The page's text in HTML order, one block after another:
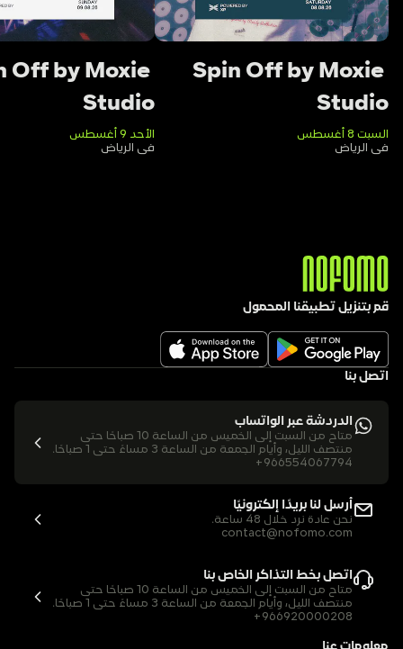
Spin Off by Moxie
Studio
السبت 8 أغسطس
في الرياض
Off by Moxie
Studio
الأحد 9 أغسطس
في الرياض
قم بتنزيل تطبيقنا المحمول
اتصل بنا
الدردشة عبر الواتساب
منتصف الليل، وأيام الجمعة من الساعة 3 مساءً حتى 1 صباحًا.
+966554067794
أرسل لنا بريدًا إلكترونيًا
نحن عادة نرد خلال 48 ساعة.
contact@nofomo.com
اتصل بخط التذاكر الخاص بنا
منتصف الليل، وأيام الجمعة من الساعة 3 مساءً حتى 1 صباحًا.
+966920000208